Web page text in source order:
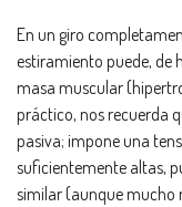
En un giro
estiramiento puede, de
masa muscular
práctico, nos recuerda
pasiva; impone una
suficientemente altas,
similar (aunque mucho